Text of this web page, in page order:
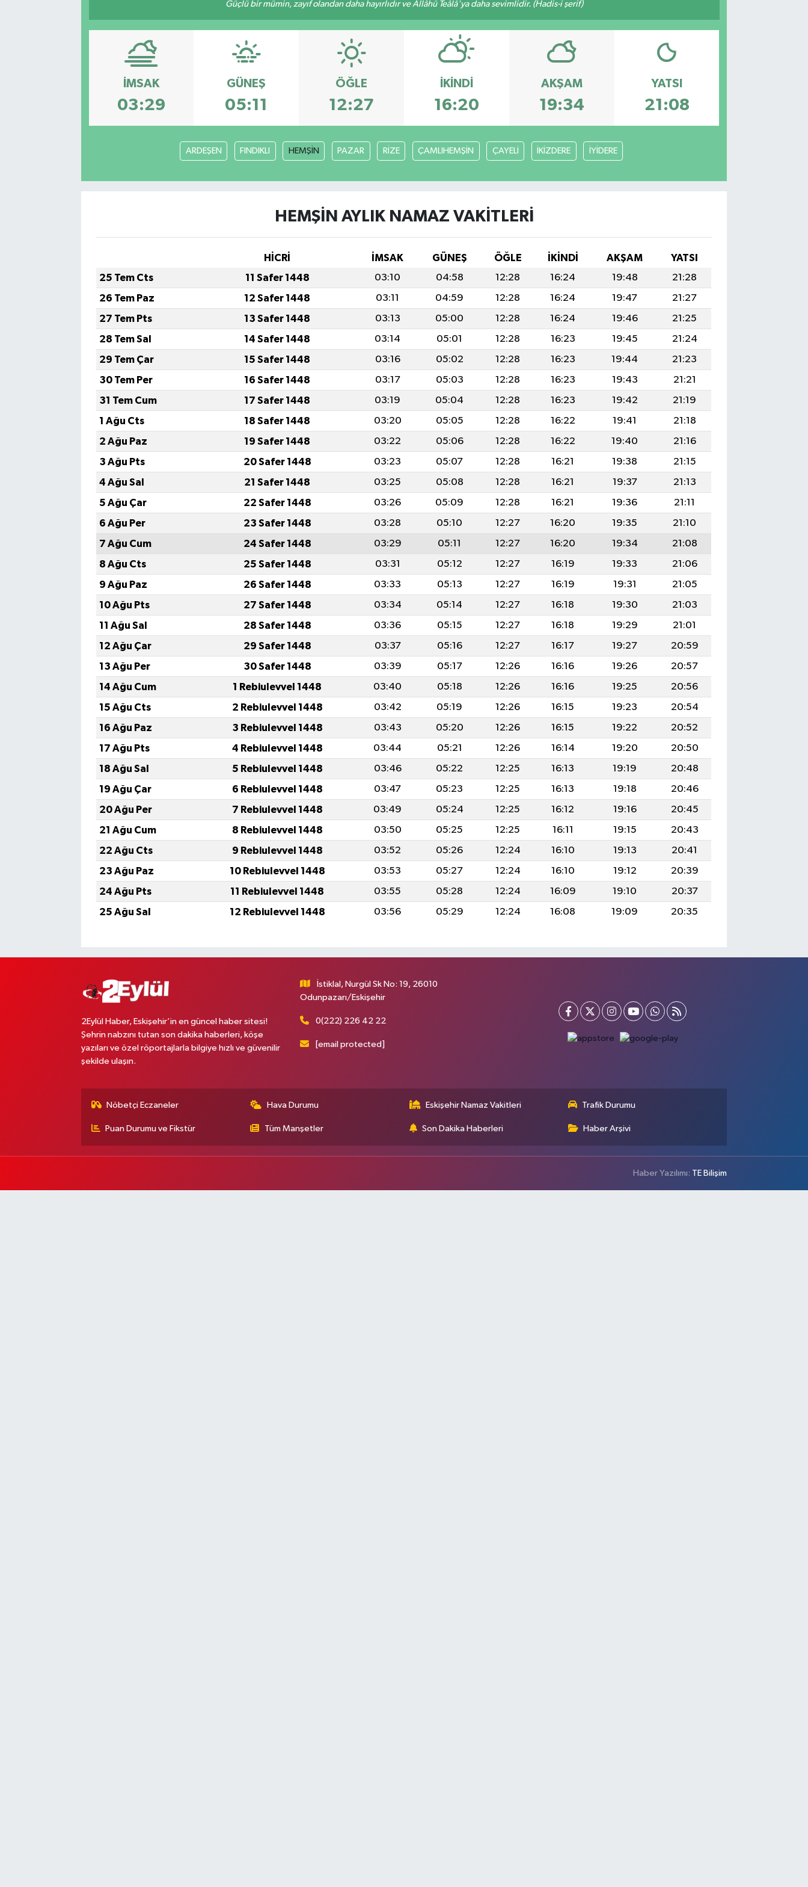
Güçlü bir mümin, zayıf olandan daha hayırlıdır ve Allâhü Teâlâ'ya daha sevimlidir. (Hadis-i şerif)
İMSAK
03:29
GÜNEŞ
05:11
ÖĞLE
12:27
İKINDI
16:20
AKŞAM
19:34
YATSI
21:08
ARDEŞEN FINDIKLI HEMŞİN PAZAR RİZE ÇAMLIHEMŞİN ÇAYELİ İKİZDERE İYİDERE
HEMŞİN AYLIK NAMAZ VAKITLERI
HİCRİ İMSAK GÜNEŞ ÖĞLE İKINDI AKŞAM
YATSI
25 Tem Cts
11 Safer 1448 03:10 04:58 12:28 16:24 19:48
21:28
26 Tem Paz
12 Safer 1448 03:11 04:59 12:28 16:24 19:47
21:27
27 Tem Pts
13 Safer 1448 03:13 05:00 12:28 16:24 19:46
21:25
28 Tem Sal
14 Safer 1448 03:14 05:01 12:28 16:23 19:45
21:24
29 Tem Çar
15 Safer 1448 03:16 05:02 12:28 16:23 19:44
21:23
30 Tem Per
16 Safer 1448 03:17 05:03 12:28 16:23 19:43
21:21
31 Tem Cum
17 Safer 1448 03:19 05:04 12:28 16:23 19:42
21:19
1 Ağu Cts
18 Safer 1448 03:20 05:05 12:28 16:22 19:41
21:18
2 Ağu Paz
19 Safer 1448 03:22 05:06 12:28 16:22 19:40
21:16
3 Ağu Pts
20 Safer 1448 03:23 05:07 12:28 16:21 19:38
21:15
4 Ağu Sal
21 Safer 1448 03:25 05:08 12:28 16:21 19:37
21:13
5 Ağu Çar
22 Safer 1448 03:26 05:09 12:28 16:21 19:36
21:11
6 Ağu Per
23 Safer 1448 03:28 05:10 12:27 16:20 19:35
21:10
7 Ağu Cum
24 Safer 1448 03:29 05:11 12:27 16:20 19:34
21:08
8 Ağu Cts
25 Safer 1448 03:31 05:12 12:27 16:19 19:33
21:06
9 Ağu Paz
26 Safer 1448 03:33 05:13 12:27 16:19 19:31
21:05
10 Ağu Pts
27 Safer 1448 03:34 05:14 12:27 16:18 19:30
21:03
11 Ağu Sal
28 Safer 1448 03:36 05:15 12:27 16:18 19:29
21:01
12 Ağu Çar
29 Safer 1448 03:37 05:16 12:27 16:17 19:27
20:59
13 Ağu Per
30 Safer 1448 03:39 05:17 12:26 16:16 19:26
20:57
14 Ağu Cum
1 Rebiulevvel 1448 03:40 05:18 12:26 16:16 19:25
20:56
15 Ağu Cts
2 Rebiulevvel 1448 03:42 05:19 12:26 16:15 19:23
20:54
16 Ağu Paz
3 Rebiulevvel 1448 03:43 05:20 12:26 16:15 19:22
20:52
17 Ağu Pts
4 Rebiulevvel 1448 03:44 05:21 12:26 16:14 19:20
20:50
18 Ağu Sal
5 Rebiulevvel 1448 03:46 05:22 12:25 16:13 19:19
20:48
19 Ağu Çar
6 Rebiulevvel 1448 03:47 05:23 12:25 16:13 19:18
20:46
20 Ağu Per
7 Rebiulevvel 1448 03:49 05:24 12:25 16:12 19:16
20:45
21 Ağu Cum
8 Rebiulevvel 1448 03:50 05:25 12:25 16:11 19:15
20:43
22 Ağu Cts
9 Rebiulevvel 1448 03:52 05:26 12:24 16:10 19:13
20:41
23 Ağu Paz
10 Rebiulevvel 1448 03:53 05:27 12:24 16:10 19:12
20:39
24 Ağu Pts
11 Rebiulevvel 1448 03:55 05:28 12:24 16:09 19:10
20:37
25 Ağu Sal
12 Rebiulevvel 1448 03:56 05:29 12:24 16:08 19:09 20:35
2Eylül Haber, Eskişehir’in en güncel haber sitesi!
Şehrin nabzını tutan son dakika haberleri, köşe
yazıları ve özel röportajlarla bilgiye hızlı ve güvenilir
şekilde ulaşın.
İstiklal, Nurgül Sk No: 19, 26010
Odunpazarı/Eskişehir
0(222) 226 42 22
[email protected]
Nöbetçi Eczaneler Hava Durumu Eskişehir Namaz Vakitleri Trafik Durumu
Puan Durumu ve Fikstür Tüm Manşetler Son Dakika Haberleri Haber Arşivi
Haber Yazılımı: TE Bilişim